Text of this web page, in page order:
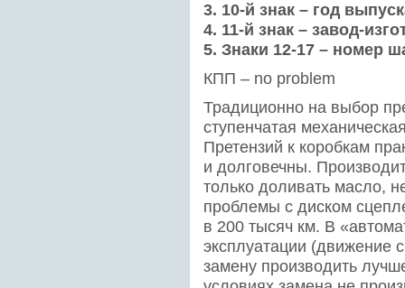
3. 10-й знак – год
4. 11-й знак – завод-
5. Знаки 12-17 – номер
КПП – no problem
Традиционно на выбор
ступенчатая
Претензий к коробкам
и долговечны.
только доливать масло,
проблемы с диском
в 200 тысяч км. В
эксплуатации (движение
замену производить